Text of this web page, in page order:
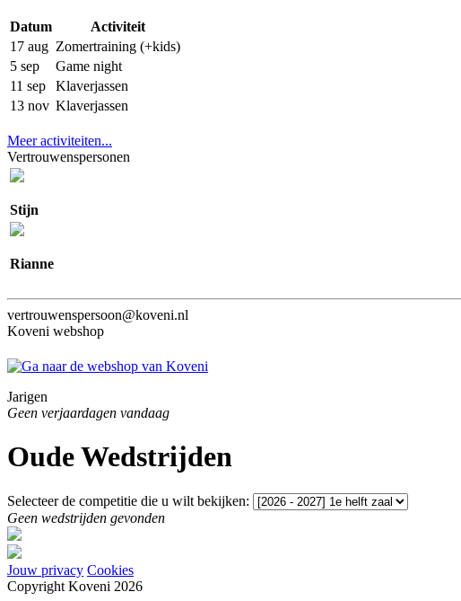
Datum
Activiteit
17 aug Zomertraining (+kids)
5 sep
Game night
11 sep
Klaverjassen
13 nov Klaverjassen
Meer activiteiten...
Vertrouwenspersonen
Stijn
Rianne
vertrouwenspersoon@koveni.nl
Koveni webshop
Jarigen
Geen verjaardagen vandaag
Oude Wedstrijden
Selecteer de competitie die u wilt bekijken:
Geen wedstrijden gevonden
Jouw privacy Cookies
Copyright Koveni 2026